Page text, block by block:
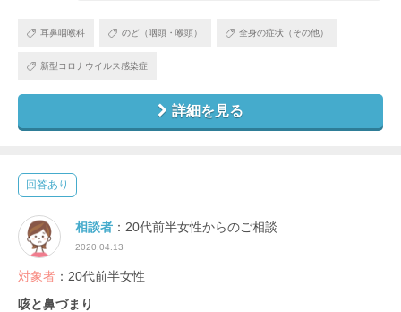
耳鼻咽喉科 のど（咽頭・喉頭） 全身の症状（その他）
新型コロナウイルス感染症
詳細を見る
回答あり
相談者 ：20代前半女性からのご相談
2020.04.13
対象者 ：20代前半女性
咳と鼻づまり